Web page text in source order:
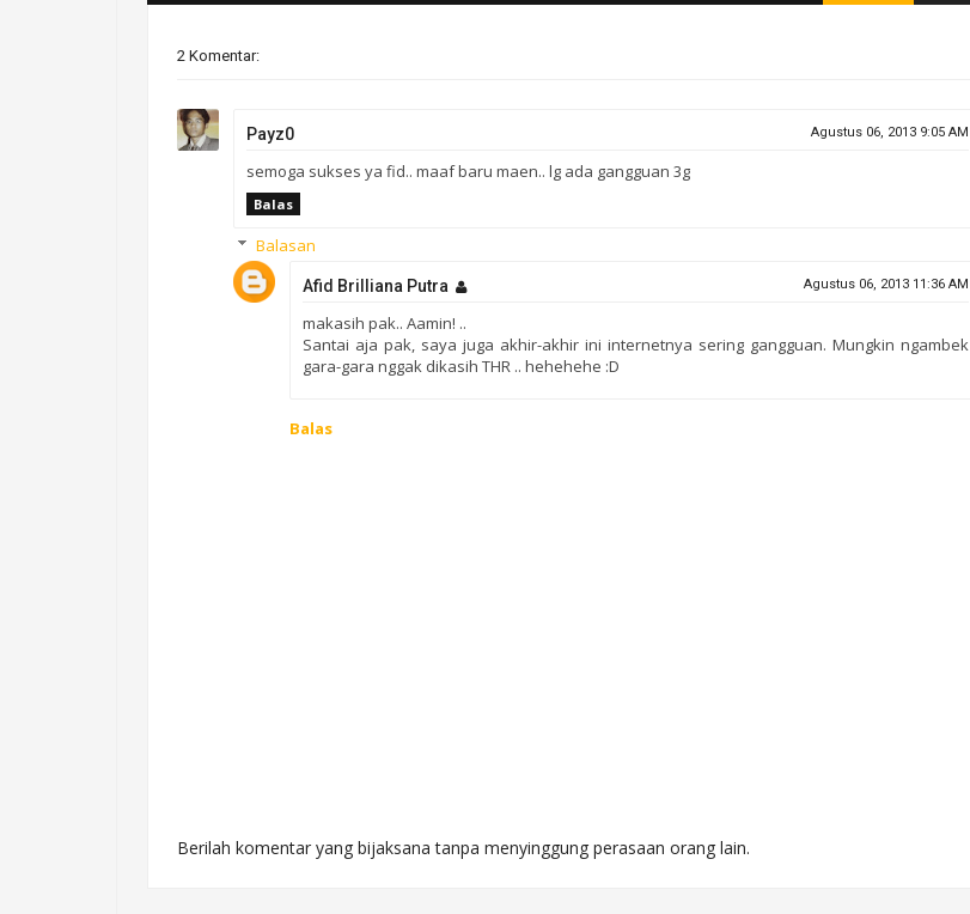
2 Komentar:
Payz0 Agustus 06, 2013 9:05 AM
semoga sukses ya fid.. maaf baru maen.. lg ada gangguan 3g
Balas
Balasan
Afid Brilliana Putra Agustus 06, 2013 11:36 AM
makasih pak.. Aamin! ..
Santai aja pak, saya juga akhir-akhir ini internetnya sering gangguan. Mungkin ngambek
gara-gara nggak dikasih THR .. hehehehe :D
Balas
Berilah komentar yang bijaksana tanpa menyinggung perasaan orang lain.